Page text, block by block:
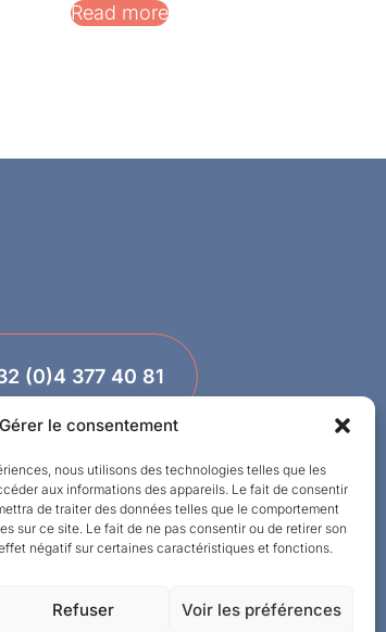
Gérer le consentement
nous utilisons des technologies telles que les
aux informations des appareils. Le fait de consentir
de traiter des données telles que le comportement
sur ce site. Le fait de ne pas consentir ou de retirer son
négatif sur certaines caractéristiques et fonctions.
Refuser Voir les préférences
Read more
(0)4 377 40 81